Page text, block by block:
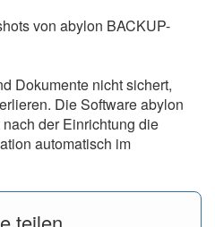
Dokumente nicht sichert,
Die Software abylon
der Einrichtung die
automatisch im